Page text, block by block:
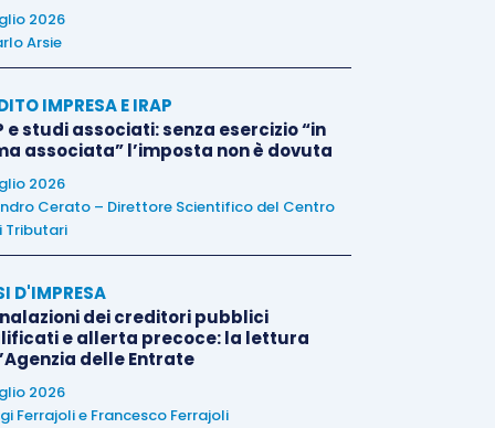
2026
Arsie
IMPRESA E IRAP
e studi associati: senza esercizio “in
associata” l’imposta non è dovuta
2026
Cerato – Direttore Scientifico del Centro
Tributari
D'IMPRESA
dei creditori pubblici
e allerta precoce: la lettura
delle Entrate
2026
Ferrajolie Francesco Ferrajoli